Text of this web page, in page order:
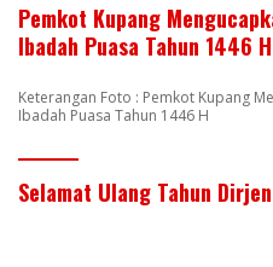
Pemkot Kupang
Ibadah Puasa Tahun 1446 H
Keterangan Foto : Pemkot Kupang
Ibadah Puasa Tahun 1446 H
Selamat Ulang Tahun